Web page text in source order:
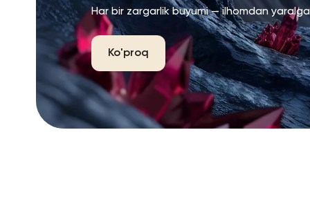
Har bir zargarlik buyumi — ilhomdan
Ko'proq